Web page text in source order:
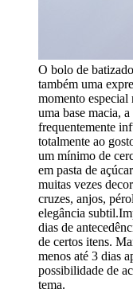
O bolo de
também uma
momento
uma base macia,
frequentemente
totalmente ao
um mínimo de
em pasta de
muitas vezes
cruzes, anjos,
elegância
dias de
de certos itens.
menos até 3 dias
possibilidade de
tema.